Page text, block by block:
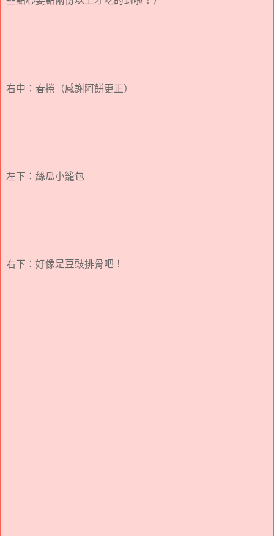
右中：春捲（感謝阿餅更正）
左下：絲瓜小籠包
右下：好像是豆豉排骨吧！